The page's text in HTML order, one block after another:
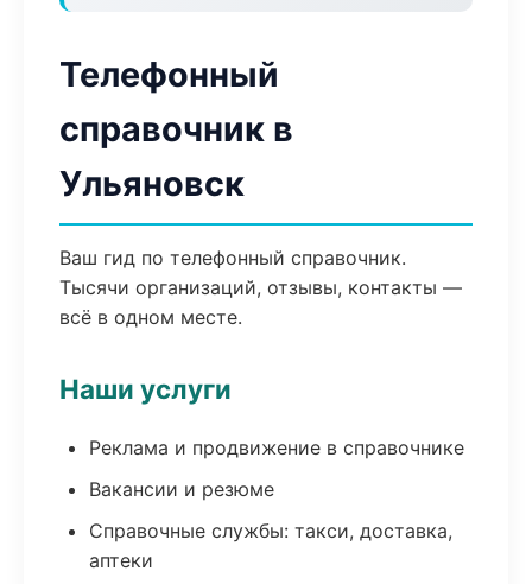
Телефонный
справочник в
Ульяновск
Ваш гид по телефонный справочник.
Тысячи организаций, отзывы, контакты —
всё в одном месте.
Наши услуги
Реклама и продвижение в справочнике
Вакансии и резюме
Справочные службы: такси, доставка,
аптеки